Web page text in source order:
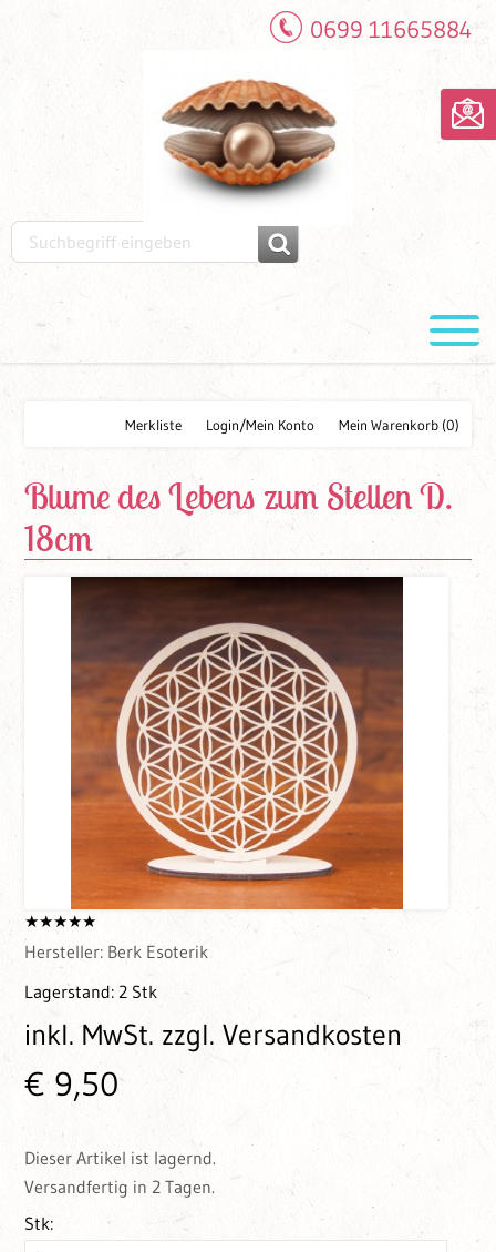
0699 11665884
Mein Warenkorb (0)
Login/Mein Konto
Merkliste
Blume des Lebens zum Stellen D.
18cm
Hersteller: Berk Esoterik
Lagerstand: 2 Stk
inkl. MwSt. zzgl. Versandkosten
€ 9,50
Dieser Artikel ist lagernd.
Versandfertig in 2 Tagen.
Stk: